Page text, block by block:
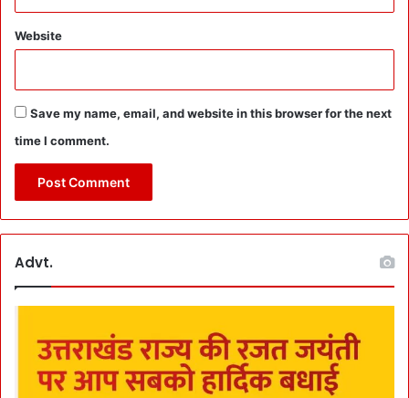
ठ
क
की
Website
Save my name, email, and website in this browser for the next
time I comment.
Advt.